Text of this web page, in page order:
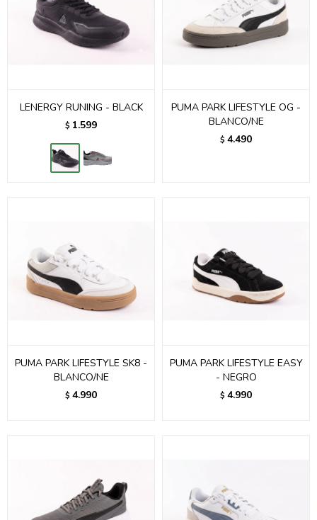
LENERGY RUNING - BLACK
$ 1.599
PUMA PARK LIFESTYLE OG -
BLANCO/NE
$ 4.490
PUMA PARK LIFESTYLE SK8 -
BLANCO/NE
$ 4.990
PUMA PARK LIFESTYLE EASY
- NEGRO
$ 4.990